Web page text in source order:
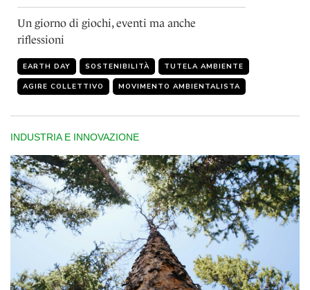
Un giorno di giochi, eventi ma anche
riflessioni
EARTH DAY SOSTENIBILITÀ TUTELA AMBIENTE
AGIRE COLLETTIVO MOVIMENTO AMBIENTALISTA
INDUSTRIA E INNOVAZIONE